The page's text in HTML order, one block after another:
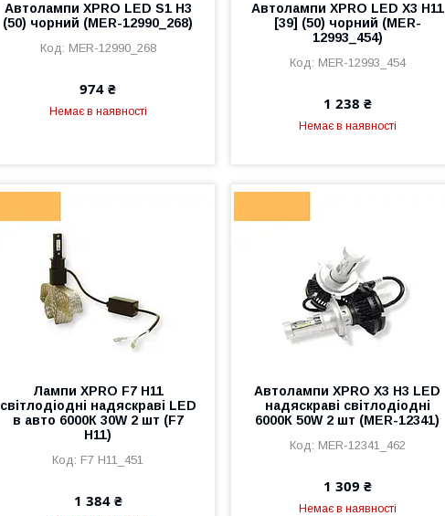
Автолампи XPRO LED S1 H3
(50) чорний (MER-12990_268)
MER-12990_268
974 ₴
Немає в наявності
Автолампи XPRO LED X3 H11
[39] (50) чорний (MER-
12993_454)
MER-12993_454
1 238 ₴
Немає в наявності
Лампи XPRO F7 H11
світлодіодні надяскраві LED
в авто 6000К 30W 2 шт (F7
H11)
F7 H11_451
1 384 ₴
Автолампи XPRO X3 H3 LED
надяскраві світлодіодні
6000К 50W 2 шт (MER-12341)
MER-12341_462
1 309 ₴
Немає в наявності